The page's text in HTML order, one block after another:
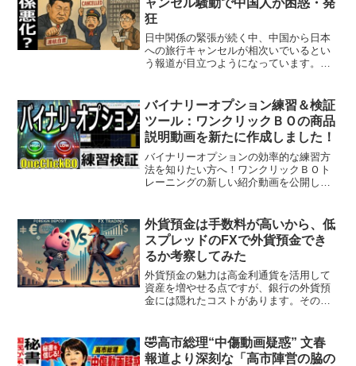
ャンセル騒動で中国人が困惑・発
狂
日中関係の緊張が続く中、中国から日本
への旅行キャンセルが相次いでいるとい
う報道が目立つようになっています。テ
といった表現が繰り返されますが、本当
にそうなのでしょうか。数...
バイナリーオプション練習＆検証
ツール：ワンクリックＢＯの商品
説明動画を新たに作成しました！
バイナリーオプションの効率的な練習方
法を知りたい方へ！ワンクリックＢＯト
レーニングの新しい紹介動画を公開しま
用法 など、ワンクリックＢＯトレーニン
グの強みをナレー...
外貨預金は手数料が高いから、低
スプレッドのFXで外貨預金でき
るか考察してみた
外貨預金の魅力は高金利通貨を活用して
資産を増やせる点ですが、銀行の外貨預
金には隠れたコストがあります。その一
金のような運用ができないかと考えるの
は自然な流れですよね。...
🤣高市総理“中傷動画疑惑” 文春
報道より深刻な「高市陣営の脇の